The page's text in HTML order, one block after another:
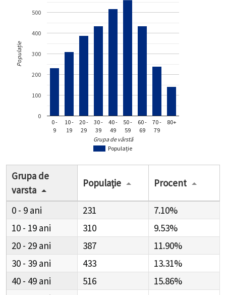
Populație
0 -
9
10 -
19
20 -
29
30 -
39
40 -
49
50 -
59
60 -
69
70 -
79
80+
0
100
200
300
400
500
Grupa de vârstă
Populație
Grupa de
varsta
Populație Procent
0 - 9 231
7.10%
10 - 19
310
9.53%
20 - 29
387
11.90%
30 - 39
433
13.31%
40 - 49
516
15.86%